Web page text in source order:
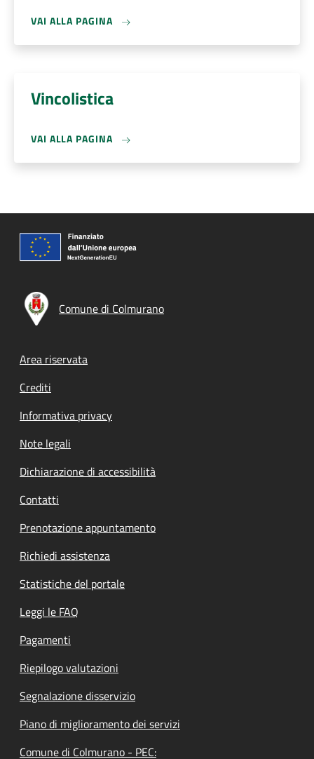
VAI ALLA PAGINA
Vincolistica
VAI ALLA PAGINA
Comune di Colmurano
Footer menu
Area riservata
Crediti
Informativa privacy
Note legali
Dichiarazione di accessibilità
Contatti
Prenotazione appuntamento
Richiedi assistenza
Statistiche del portale
Leggi le FAQ
Pagamenti
Riepilogo valutazioni
Segnalazione disservizio
Piano di miglioramento dei servizi
Comune di Colmurano - PEC: